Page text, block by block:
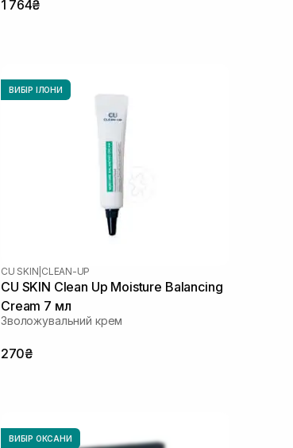
1 764₴
ВИБІР ІЛОНИ
CU SKIN CLEAN-UP
CU SKIN Clean Up Moisture Balancing
Cream 7 мл
Зволожувальний крем
270₴
ВИБІР ОКСАНИ